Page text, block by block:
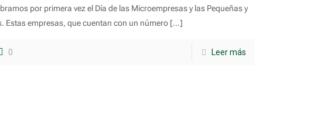
por primera vez el Día de las Microempresas y las Pequeñas y
Estas empresas, que cuentan con un número[…]
0 Leer más